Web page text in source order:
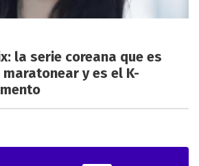
la serie coreana que es
y es el K-